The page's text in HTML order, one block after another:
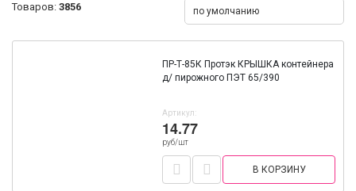
Товаров: 3856 по умолчанию
ПР-Т-85К Протэк КРЫШКА контейнера
д/ пирожного ПЭТ 65/390
Артикул:
14.77
руб/шт
В КОРЗИНУ